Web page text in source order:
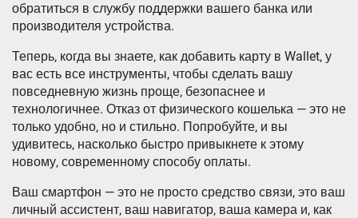
обратиться в службу поддержки вашего банка или
производителя устройства.
Теперь‚ когда вы знаете‚ как добавить карту в Wallet‚ у
вас есть все инструменты‚ чтобы сделать вашу
повседневную жизнь проще‚ безопаснее и
технологичнее. Отказ от физического кошелька — это не
только удобно‚ но и стильно. Попробуйте‚ и вы
удивитесь‚ насколько быстро привыкнете к этому
новому‚ современному способу оплаты.
Ваш смартфон — это не просто средство связи‚ это ваш
личный ассистент‚ ваш навигатор‚ ваша камера и‚ как